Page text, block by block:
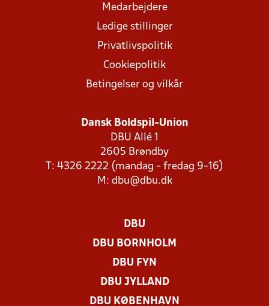
Medarbejdere
Ledige stillinger
Privatlivspolitik
Cookiepolitik
Betingelser og vilkår
Dansk Boldspil-Union
DBU Allé 1
2605 Brøndby
T: 4326 2222 (mandag - fredag 9-16)
M: dbu@dbu.dk
DBU
DBU BORNHOLM
DBU FYN
DBU JYLLAND
DBU KØBENHAVN